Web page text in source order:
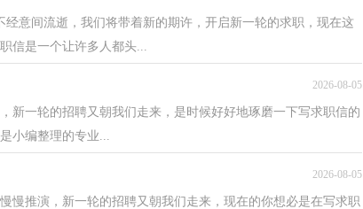
意间流逝，我们将带着新的期许，开启新一轮的求职，现在这
信是一个让许多人都头...
2026-08-05
新一轮的招聘又朝我们走来，是时候好好地琢磨一下写求职信的
小编整理的专业...
2026-08-05
慢推演，新一轮的招聘又朝我们走来，现在的你想必是在写求职